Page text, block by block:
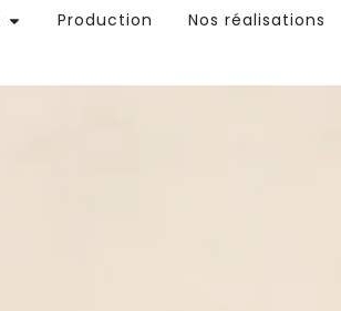
Production Nos réalisations